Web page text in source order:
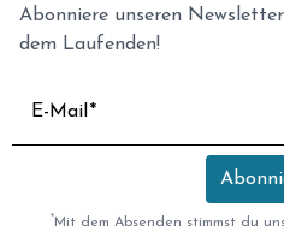
Abonniere unseren
dem Laufenden!
E-Mail
*Mit dem Absenden stimmst du